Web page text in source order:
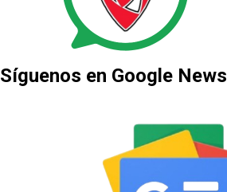
Síguenos en Google News